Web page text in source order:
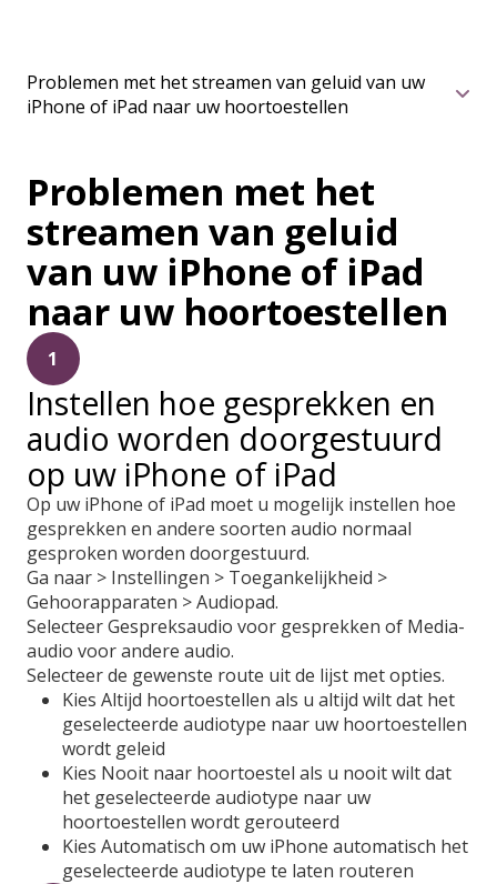
Problemen met het
streamen van geluid
van uw iPhone of iPad
naar uw hoortoestellen
1
Instellen hoe gesprekken en
audio worden doorgestuurd
op uw iPhone of iPad
Op uw iPhone of iPad moet u mogelijk instellen hoe
gesprekken en andere soorten audio normaal
gesproken worden doorgestuurd.
Ga naar > Instellingen > Toegankelijkheid >
Gehoorapparaten > Audiopad.
Selecteer Gespreksaudio voor gesprekken of Media-
audio voor andere audio.
Selecteer de gewenste route uit de lijst met opties.
Kies Altijd hoortoestellen als u altijd wilt dat het
geselecteerde audiotype naar uw hoortoestellen
wordt geleid
Kies Nooit naar hoortoestel als u nooit wilt dat
het geselecteerde audiotype naar uw
hoortoestellen wordt gerouteerd
Kies Automatisch om uw iPhone automatisch het
geselecteerde audiotype te laten routeren
Problemen met het streamen van geluid van uw
iPhone of iPad naar uw hoortoestellen